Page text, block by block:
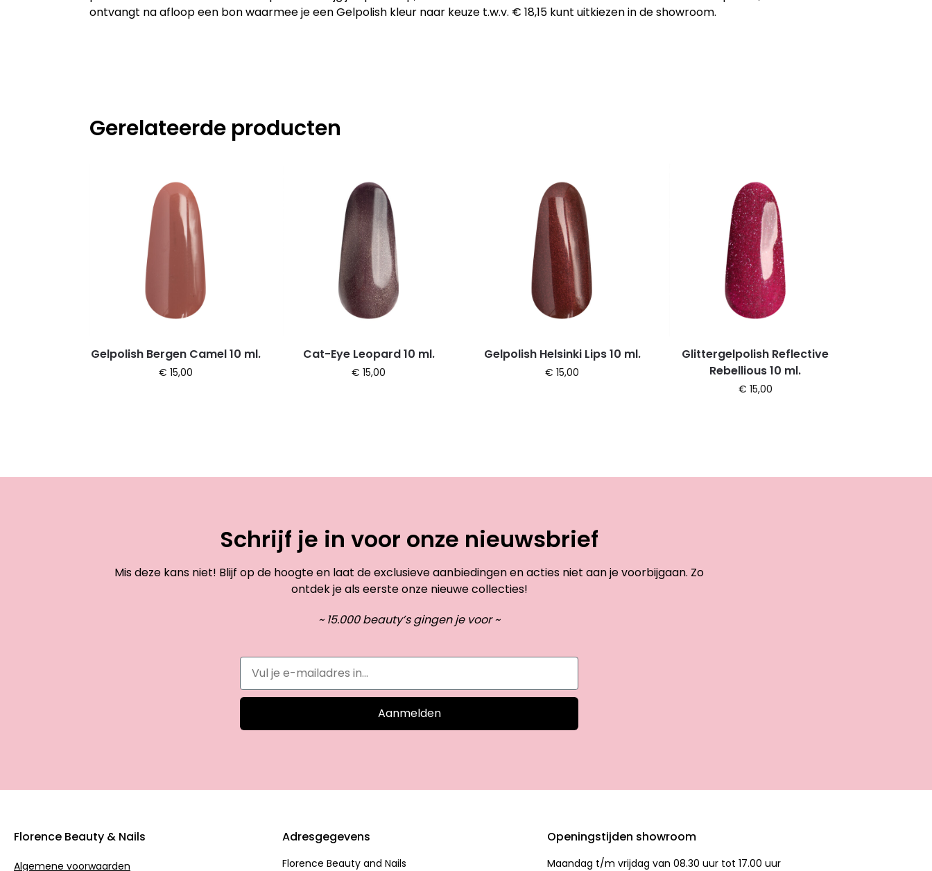
ontvangt na afloop een bon waarmee je een Gelpolish kleur naar keuze t.w.v. € 18,15 kunt uitkiezen in de showroom.
Gerelateerde producten
Gelpolish Bergen Camel 10 ml.
€ 15,00
Cat-Eye Leopard 10 ml.
€ 15,00
Gelpolish Helsinki Lips 10 ml.
€ 15,00
Glittergelpolish Reflective
Rebellious 10 ml.
€ 15,00
Schrijf je in voor onze nieuwsbrief
Mis deze kans niet! Blijf op de hoogte en laat de exclusieve aanbiedingen en acties niet aan je voorbijgaan. Zo
ontdek je als eerste onze nieuwe collecties!
~ 15.000 beauty’s gingen je voor ~
Aanmelden
Florence Beauty & Nails
Algemene voorwaarden
Adresgegevens
Florence Beauty and Nails
Openingstijden showroom
Maandag t/m vrijdag van 08.30 uur tot 17.00 uur